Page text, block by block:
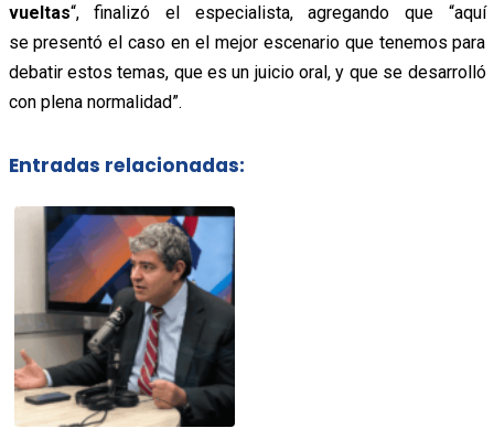
vueltas“, finalizó el especialista, agregando que “aquí
se presentó el caso en el mejor escenario que tenemos para
debatir estos temas, que es un juicio oral, y que se desarrolló
con plena normalidad”.
Entradas relacionadas: